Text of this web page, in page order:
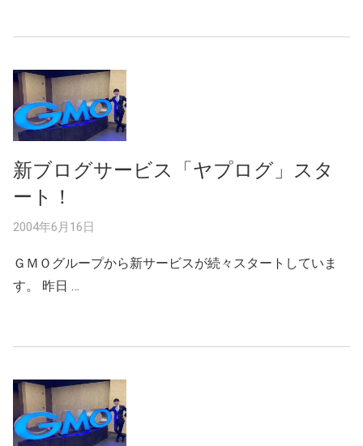
新ブログサービス「ヤプログ」スタ
ート！
2004年6月16日
ＧＭＯグループから新サービスが続々スタートしていま
す。 昨日 …